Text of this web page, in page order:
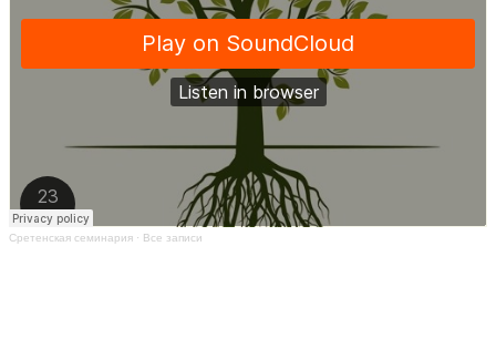
Сретенская семинария · Все записи